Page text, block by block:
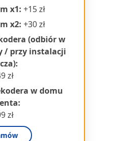
x1: +15 zł
x2: +30 zł
(odbiór w
/ przy instalacji
zł
w domu
zł